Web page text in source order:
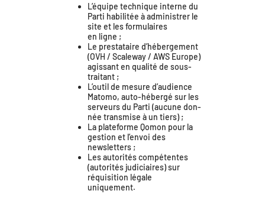
L’équipe tech­nique interne du
Parti habi­li­tée à admi­nis­trer le
site et les for­mu­laires
en ligne ;
Le pres­ta­taire d’hé­ber­ge­ment
(OVH / Scaleway / AWS Europe)
agis­sant en qua­li­té de sous-
traitant ;
L’outil de mesure d’au­dience
Matomo, auto-héber­gé sur les
ser­veurs du Parti (aucune don­
née trans­mise à un tiers) ;
La pla­te­forme Qomon pour la
ges­tion et l’envoi des
newsletters ;
Les auto­ri­tés com­pé­tentes
(auto­ri­tés judi­ciaires) sur
réqui­si­tion légale
uniquement.